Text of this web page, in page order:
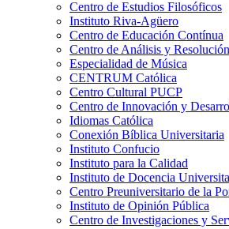
Centro de Estudios Filosóficos
Instituto Riva-Agüero
Centro de Educación Contínua
Centro de Análisis y
Especialidad de Música
CENTRUM Católica
Centro Cultural PUCP
Centro de Innovación y
Idiomas Católica
Conexión Bíblica Universitaria
Instituto Confucio
Instituto para la Calidad
Instituto de Docencia
Centro Preuniversitario de la
Instituto de Opinión Pública
Centro de Investigaciones y